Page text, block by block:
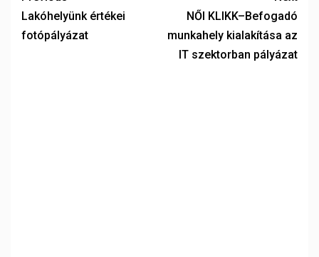
Lakóhelyünk értékei
fotópályázat
NŐI KLIKK–Befogadó
munkahely kialakítása az
IT szektorban pályázat